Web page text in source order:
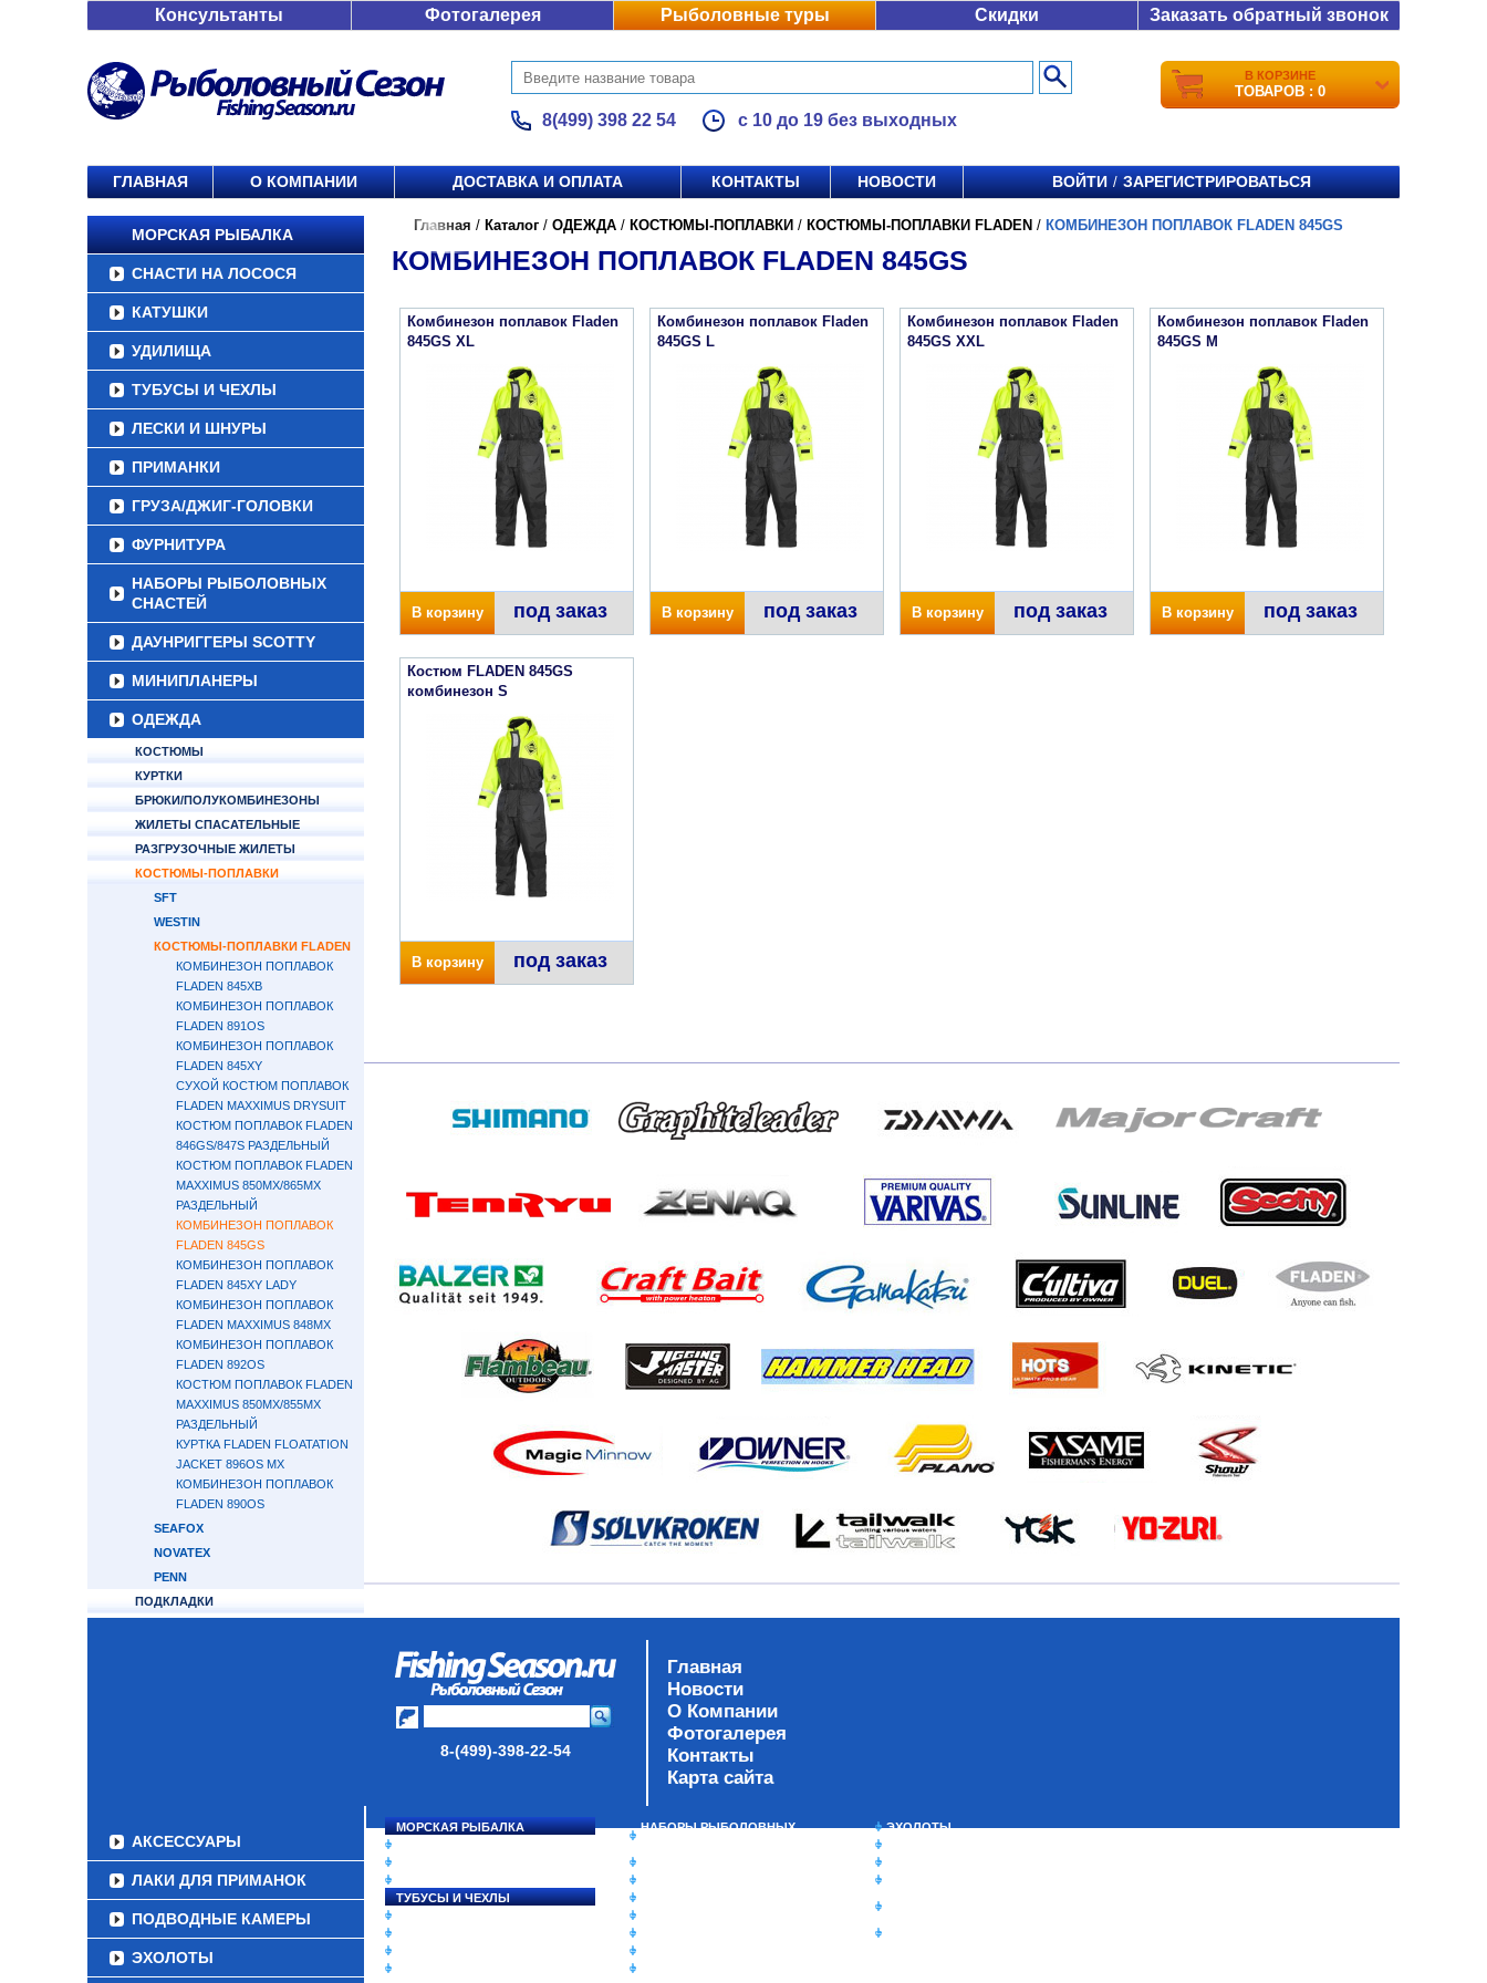
Консультанты Фотогалерея Рыболовные туры Скидки Заказать обратный звонок
8(499) 398 22 54 с 10 до 19 без выходных
В КОРЗИНЕ
ТОВАРОВ : 0
ГЛАВНАЯ О КОМПАНИИ ДОСТАВКА И ОПЛАТА КОНТАКТЫ НОВОСТИ ВОЙТИ / ЗАРЕГИСТРИРОВАТЬСЯ
МОРСКАЯ РЫБАЛКА
СНАСТИ НА ЛОСОСЯ
КАТУШКИ
УДИЛИЩА
ТУБУСЫ И ЧЕХЛЫ
ЛЕСКИ И ШНУРЫ
ПРИМАНКИ
ГРУЗА/ДЖИГ-ГОЛОВКИ
ФУРНИТУРА
НАБОРЫ РЫБОЛОВНЫХ
СНАСТЕЙ
ДАУНРИГГЕРЫ SCOTTY
МИНИПЛАНЕРЫ
ОДЕЖДА
КОСТЮМЫ
КУРТКИ
БРЮКИ/ПОЛУКОМБИНЕЗОНЫ
ЖИЛЕТЫ СПАСАТЕЛЬНЫЕ
РАЗГРУЗОЧНЫЕ ЖИЛЕТЫ
КОСТЮМЫ-ПОПЛАВКИ
SFT
WESTIN
КОСТЮМЫ-ПОПЛАВКИ FLADEN
КОМБИНЕЗОН ПОПЛАВОК
FLADEN 845XB
КОМБИНЕЗОН ПОПЛАВОК
FLADEN 891OS
КОМБИНЕЗОН ПОПЛАВОК
FLADEN 845XY
СУХОЙ КОСТЮМ ПОПЛАВОК
FLADEN MAXXIMUS DRYSUIT
КОСТЮМ ПОПЛАВОК FLADEN
846GS/847S РАЗДЕЛЬНЫЙ
КОСТЮМ ПОПЛАВОК FLADEN
MAXXIMUS 850MX/865MX
РАЗДЕЛЬНЫЙ
КОМБИНЕЗОН ПОПЛАВОК
FLADEN 845GS
КОМБИНЕЗОН ПОПЛАВОК
FLADEN 845XY LADY
КОМБИНЕЗОН ПОПЛАВОК
FLADEN MAXXIMUS 848MX
КОМБИНЕЗОН ПОПЛАВОК
FLADEN 892OS
КОСТЮМ ПОПЛАВОК FLADEN
MAXXIMUS 850MX/855MX
РАЗДЕЛЬНЫЙ
КУРТКА FLADEN FLOATATION
JACKET 896OS MX
КОМБИНЕЗОН ПОПЛАВОК
FLADEN 890OS
SEAFOX
NOVATEX
PENN
ПОДКЛАДКИ
АКСЕССУАРЫ
ЛАКИ ДЛЯ ПРИМАНОК
ПОДВОДНЫЕ КАМЕРЫ
ЭХОЛОТЫ
Главная / Каталог / ОДЕЖДА / КОСТЮМЫ-ПОПЛАВКИ / КОСТЮМЫ-ПОПЛАВКИ FLADEN / КОМБИНЕЗОН ПОПЛАВОК FLADEN 845GS
КОМБИНЕЗОН ПОПЛАВОК FLADEN 845GS
Комбинезон поплавок Fladen
845GS XL
В корзину под заказ
Комбинезон поплавок Fladen
845GS L
В корзину под заказ
Комбинезон поплавок Fladen
845GS XXL
В корзину под заказ
Комбинезон поплавок Fladen
845GS M
В корзину под заказ
Костюм FLADEN 845GS
комбинезон S
В корзину под заказ
8-(499)-398-22-54
Главная
Новости
О Компании
Фотогалерея
Контакты
Карта сайта
МОРСКАЯ РЫБАЛКА
ТУБУСЫ И ЧЕХЛЫ
НАБОРЫ РЫБОЛОВНЫХ
ЭХОЛОТЫ